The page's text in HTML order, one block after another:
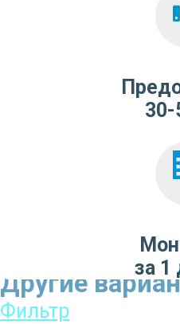
30-
за 1
Фильтр
Другие